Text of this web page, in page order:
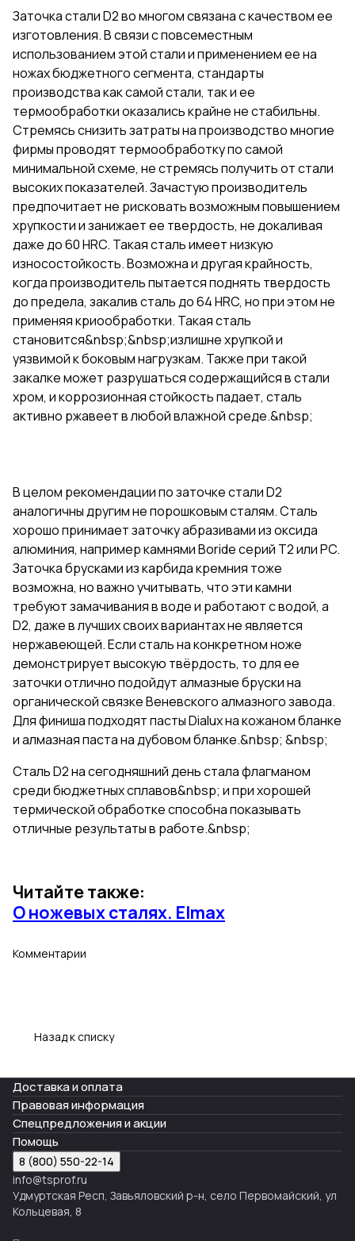
Заточка стали D2 во многом связана с качеством ее
изготовления. В связи с повсеместным
использованием этой стали и применением ее на
ножах бюджетного сегмента, стандарты
производства как самой стали, так и ее
термообработки оказались крайне не стабильны.
Стремясь снизить затраты на производство многие
фирмы проводят термообработку по самой
минимальной схеме, не стремясь получить от стали
высоких показателей. Зачастую производитель
предпочитает не рисковать возможным повышением
хрупкости и занижает ее твердость, не докаливая
даже до 60 HRC. Такая сталь имеет низкую
износостойкость. Возможна и другая крайность,
когда производитель пытается поднять твердость
до предела, закалив сталь до 64 HRC, но при этом не
применяя криообработки. Такая сталь
становится&nbsp;&nbsp;излишне хрупкой и
уязвимой к боковым нагрузкам. Также при такой
закалке может разрушаться содержащийся в стали
хром, и коррозионная стойкость падает, сталь
активно ржавеет в любой влажной среде.&nbsp;
В целом рекомендации по заточке стали D2
аналогичны другим не порошковым сталям. Сталь
хорошо принимает заточку абразивами из оксида
алюминия, например камнями Boride серий Т2 или PC.
Заточка брусками из карбида кремния тоже
возможна, но важно учитывать, что эти камни
требуют замачивания в воде и работают с водой, а
D2, даже в лучших своих вариантах не является
нержавеющей. Если сталь на конкретном ноже
демонстрирует высокую твёрдость, то для ее
заточки отлично подойдут алмазные бруски на
органической связке Веневского алмазного завода.
Для финиша подходят пасты Dialux на кожаном бланке
и алмазная паста на дубовом бланке.&nbsp; &nbsp;
Сталь D2 на сегодняшний день стала флагманом
среди бюджетных сплавов&nbsp; и при хорошей
термической обработке способна показывать
отличные результаты в работе.&nbsp;
Читайте также:
О ножевых сталях. Elmax
Комментарии
Назад к списку
Доставка и оплата
Правовая информация
Спецпредложения и акции
Помощь
8 (800) 550-22-14
info@tsprof.ru
Удмуртская Респ, Завьяловский р-н, село Первомайский, ул
Кольцевая, 8